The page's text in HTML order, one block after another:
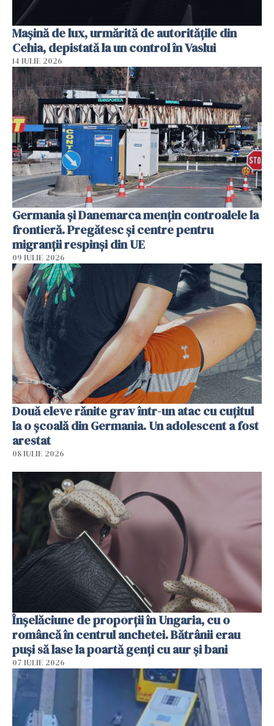
Mașină de lux, urmărită de autoritățile din
Cehia, depistată la un control în Vaslui
14 IULIE 2026
Germania și Danemarca mențin controalele la
frontieră. Pregătesc și centre pentru
migranții respinși din UE
09 IULIE 2026
Două eleve rănite grav într-un atac cu cuțitul
la o școală din Germania. Un adolescent a fost
arestat
08 IULIE 2026
Înșelăciune de proporții în Ungaria, cu o
româncă în centrul anchetei. Bătrânii erau
puși să lase la poartă genți cu aur și bani
07 IULIE 2026